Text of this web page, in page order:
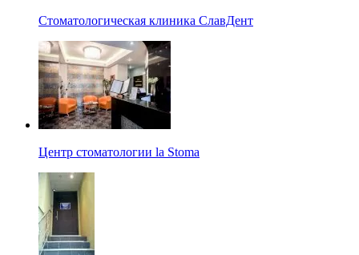
Стоматологическая клиника СлавДент
Центр стоматологии la Stoma